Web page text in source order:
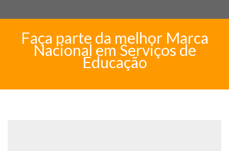
Faça parte da melhor Marca
Nacional em Serviços de
Educação